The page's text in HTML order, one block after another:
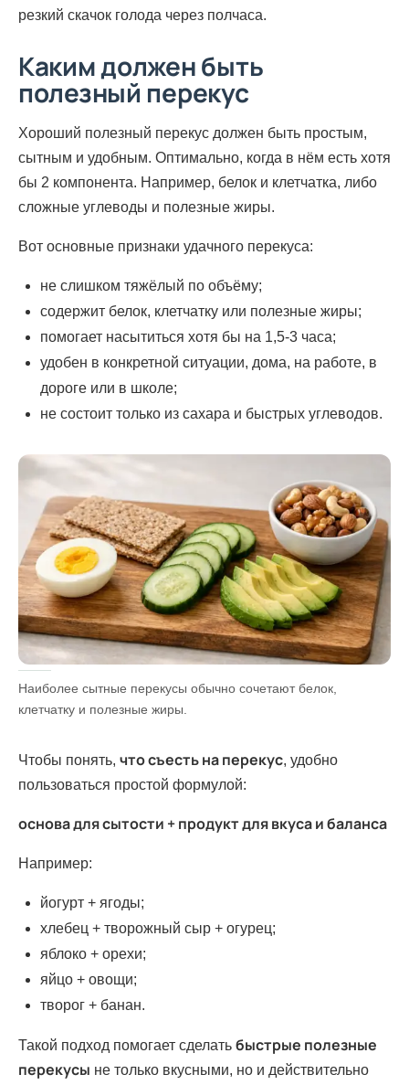
резкий скачок голода через полчаса.
Каким должен быть
полезный перекус
Хороший полезный перекус должен быть простым,
сытным и удобным. Оптимально, когда в нём есть хотя
бы 2 компонента. Например, белок и клетчатка, либо
сложные углеводы и полезные жиры.
Вот основные признаки удачного перекуса:
не слишком тяжёлый по объёму;
содержит белок, клетчатку или полезные жиры;
помогает насытиться хотя бы на 1,5-3 часа;
удобен в конкретной ситуации, дома, на работе, в
дороге или в школе;
не состоит только из сахара и быстрых углеводов.
Наиболее сытные перекусы обычно сочетают белок,
клетчатку и полезные жиры.
Чтобы понять, что съесть на перекус, удобно
пользоваться простой формулой:
основа для сытости + продукт для вкуса и баланса
Например:
йогурт + ягоды;
хлебец + творожный сыр + огурец;
яблоко + орехи;
яйцо + овощи;
творог + банан.
Такой подход помогает сделать быстрые полезные
перекусы не только вкусными, но и действительно